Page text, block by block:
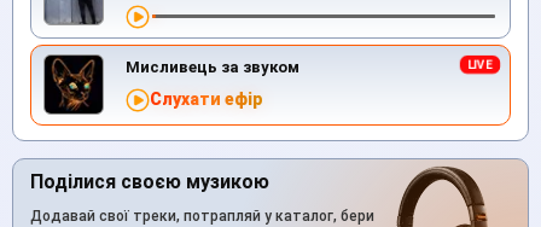
Мисливець за звуком
Слухати ефір
Поділися своєю музикою
Додавай свої треки, потрапляй у каталог, бери